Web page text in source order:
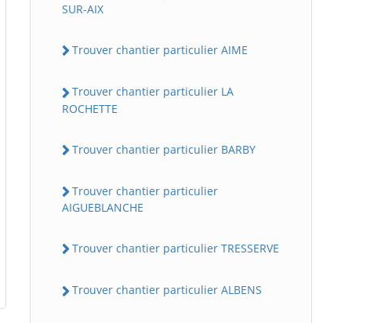
SUR-AIX
Trouver chantier particulier AIME
Trouver chantier particulier LA
ROCHETTE
Trouver chantier particulier BARBY
Trouver chantier particulier
AIGUEBLANCHE
Trouver chantier particulier TRESSERVE
Trouver chantier particulier ALBENS